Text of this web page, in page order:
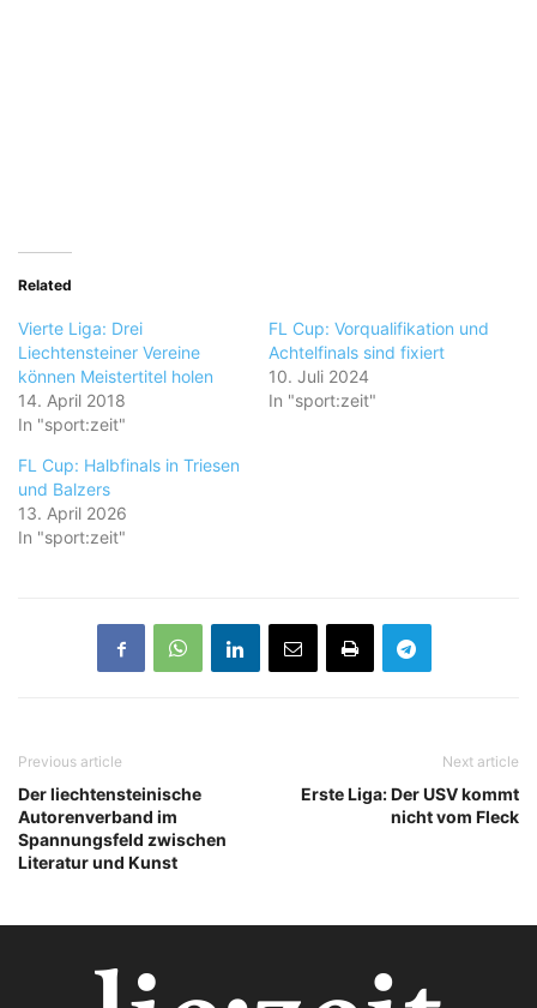
Related
Vierte Liga: Drei
Liechtensteiner Vereine
können Meistertitel holen
14. April 2018
In "sport:zeit"
FL Cup: Vorqualifikation und
Achtelfinals sind fixiert
10. Juli 2024
In "sport:zeit"
FL Cup: Halbfinals in Triesen
und Balzers
13. April 2026
In "sport:zeit"
Previous article
Der liechtensteinische
Autorenverband im
Spannungsfeld zwischen
Literatur und Kunst
Next article
Erste Liga: Der USV kommt
nicht vom Fleck